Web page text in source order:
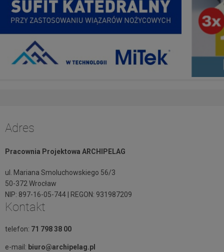
Adres
Pracownia Projektowa ARCHIPELAG
ul. Mariana Smoluchowskiego 56/3
50-372 Wrocław
NIP: 897-16-05-744 | REGON: 931987209
Kontakt
telefon: 71 798 38 00
e-mail: biuro@archipelag.pl